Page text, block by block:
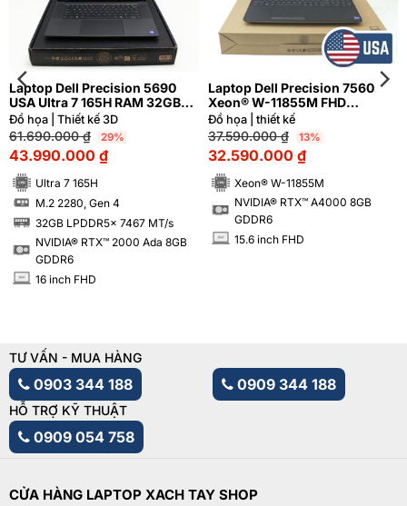
Laptop Dell Precision 5690
USA Ultra 7 165H RAM 32GB
FHD NVIDIA® RTX™ 2000 Ada
8GB | Hàng xách tay 99%
Đồ họa | Thiết kế 3D
61.690.000₫ 29%
43.990.000 ₫
Ultra 7 165H
SSD M.2 2280, Gen 4
32GB LPDDR5x 7467 MT/s
NVIDIA® RTX™ 2000 Ada 8GB
GDDR6
INCH 16 inch FHD
Laptop Dell Precision 7560
Xeon® W-11855M FHD
NVIDIA® RTX™ A4000 8GB
Đồ họa | thiết kế
37.590.000₫ 13%
32.590.000 ₫
Xeon® W-11855M
NVIDIA® RTX™ A4000 8GB
GDDR6
INCH 15.6 inch FHD
TƯ VẤN - MUA HÀNG
0903 344 188 0909 344 188
HỖ TRỢ KỸ THUẬT
0909 054 758
CỬA HÀNG LAPTOP XACH TAY SHOP